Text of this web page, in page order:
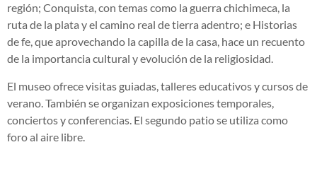
región; Conquista, con temas como la guerra chichimeca, la
ruta de la plata y el camino real de tierra adentro; e Historias
de fe, que aprovechando la capilla de la casa, hace un recuento
de la importancia cultural y evolución de la religiosidad.
El museo ofrece visitas guiadas, talleres educativos y cursos de
verano. También se organizan exposiciones temporales,
conciertos y conferencias. El segundo patio se utiliza como
foro al aire libre.